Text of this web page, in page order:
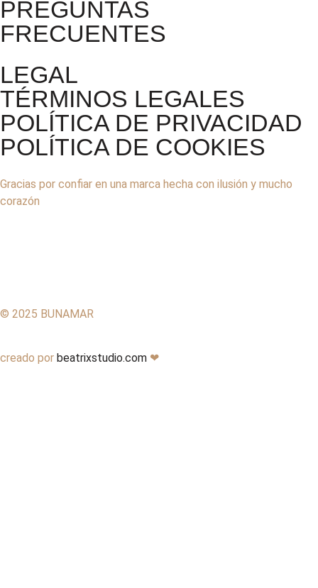
PREGUNTAS
FRECUENTES
LEGAL
TÉRMINOS LEGALES
POLÍTICA DE PRIVACIDAD
POLÍTICA DE COOKIES
Gracias por confiar en una marca hecha con ilusión y mucho
corazón
© 2025 BUNAMAR
creado por beatrixstudio.com ❤